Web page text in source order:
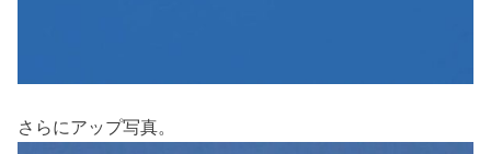
さらにアップ写真。